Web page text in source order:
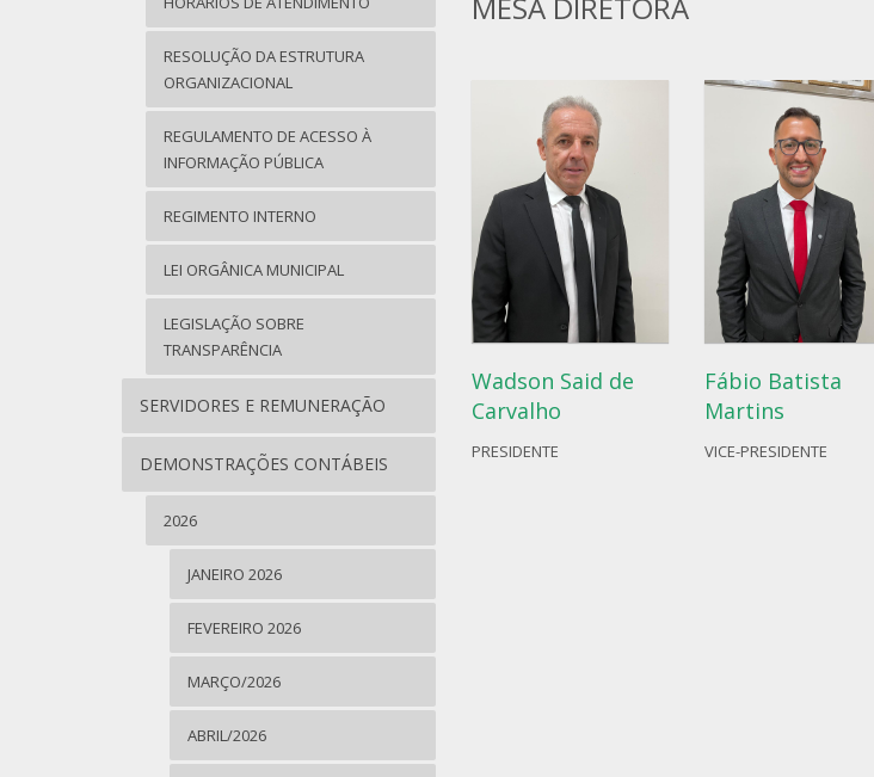
RESOLUÇÃO DA ESTRUTURA
ORGANIZACIONAL
REGULAMENTO DE ACESSO À
INFORMAÇÃO PÚBLICA
REGIMENTO INTERNO
LEI ORGÂNICA MUNICIPAL
LEGISLAÇÃO SOBRE
TRANSPARÊNCIA
SERVIDORES E REMUNERAÇÃO
DEMONSTRAÇÕES CONTÁBEIS
2026
JANEIRO 2026
FEVEREIRO 2026
MARÇO/2026
ABRIL/2026
Wadson Said de
Carvalho
PRESIDENTE
Fábio Batista
Martins
VICE-PRESIDENTE